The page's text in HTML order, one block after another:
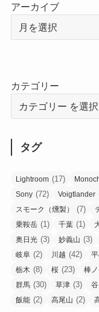
アーカイブ
カテゴリー
タグ
Lightroom (17)
Sony (72) Voigtlander
スモーク（燻製） (7)
乗鞍岳 (1) 千葉 (1)
奥日光 (3) 妙義山 (3)
岐阜 (2) 川越 (42)
栃木 (8) 桜 (23) 棒
群馬 (30) 草津 (3)
飯能 (2) 高尾山 (2)